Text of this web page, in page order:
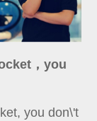
，you
you don\'t